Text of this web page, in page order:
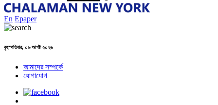
En Epaper
বৃহস্পতিবার, ০৬ আগষ্ট ২০২৬
আমাদের সম্পর্কে
যোগাযোগ